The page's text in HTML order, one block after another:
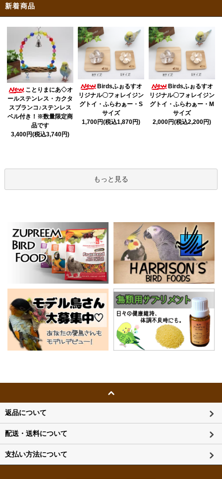
新着商品
ことりまにあ◇オ
ールステンレス・カクタ
スブランコ♪ステンレス
ベル付き！※数量限定商
品です
3,400円(税込3,740円)
Birdsふぉるすオ
リジナル〇フォレイジン
グトイ・ふらわぁー・S
サイズ
1,700円(税込1,870円)
Birdsふぉるすオ
リジナル〇フォレイジン
グトイ・ふらわぁー・M
サイズ
2,000円(税込2,200円)
もっと見る
返品について
配送・送料について
支払い方法について